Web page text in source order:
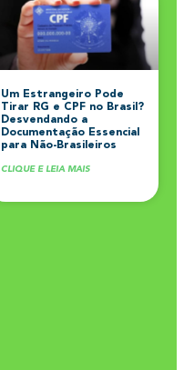
Um Estrangeiro Pode
Tirar RG e CPF no Brasil?
Desvendando a
Documentação Essencial
para Não-Brasileiros
CLIQUE E LEIA MAIS